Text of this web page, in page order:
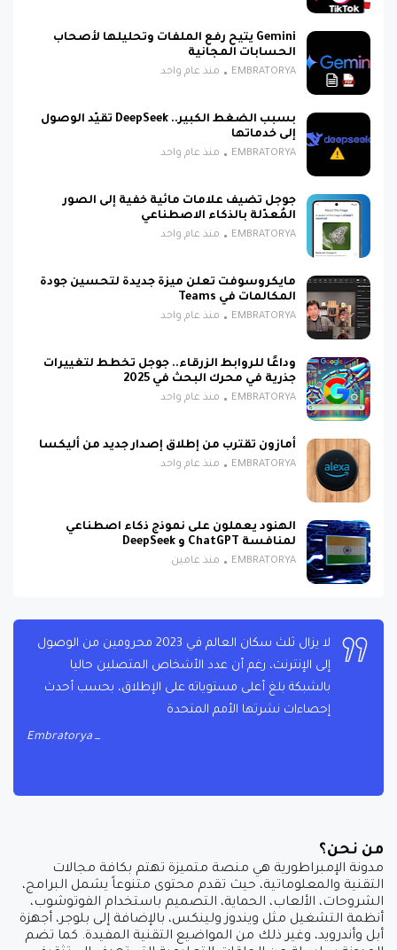
Gemini يتيح رفع الملفات وتحليلها لأصحاب
الحسابات المجانية
EMBRATORYA منذ عام واحد
بسبب الضغط الكبير.. DeepSeek تقيّد الوصول
إلى خدماتها
EMBRATORYA منذ عام واحد
جوجل تضيف علامات مائية خفية إلى الصور
المُعدّلة بالذكاء الاصطناعي
EMBRATORYA منذ عام واحد
مايكروسوفت تعلن ميزة جديدة لتحسين جودة
المكالمات في Teams
EMBRATORYA منذ عام واحد
وداعًا للروابط الزرقاء.. جوجل تخطط لتغييرات
جذرية في محرك البحث في 2025
EMBRATORYA منذ عام واحد
أمازون تقترب من إطلاق إصدار جديد من أليكسا
EMBRATORYA منذ عام واحد
الهنود يعملون على نموذج ذكاء اصطناعي
لمنافسة ChatGPT و DeepSeek
EMBRATORYA منذ عامين
لا يزال ثلث سكان العالم في 2023 محرومين من الوصول
إلى الإنترنت، رغم أن عدد الأشخاص المتصلين حاليا
بالشبكة بلغ أعلى مستوياته على الإطلاق، بحسب أحدث
إحصاءات نشرتها الأمم المتحدة
Embratorya
من نحن؟
مدونة الإمبراطورية هي منصة متميزة تهتم بكافة مجالات
التقنية والمعلوماتية، حيث تقدم محتوى متنوعاً يشمل البرامج،
الشروحات، الألعاب، الحماية، التصميم باستخدام الفوتوشوب،
أنظمة التشغيل مثل ويندوز ولينكس، بالإضافة إلى بلوجر، أجهزة
أبل وأندرويد، وغير ذلك من المواضيع التقنية المفيدة. كما تضم